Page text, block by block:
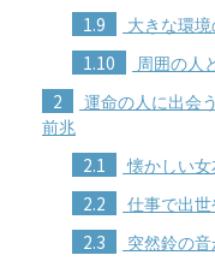
1.9 大きな環
1.10 周囲の人
2
運命の人に出会
前兆
2.1 懐かしい女
2.2 仕事で出
2.3 突然鈴の